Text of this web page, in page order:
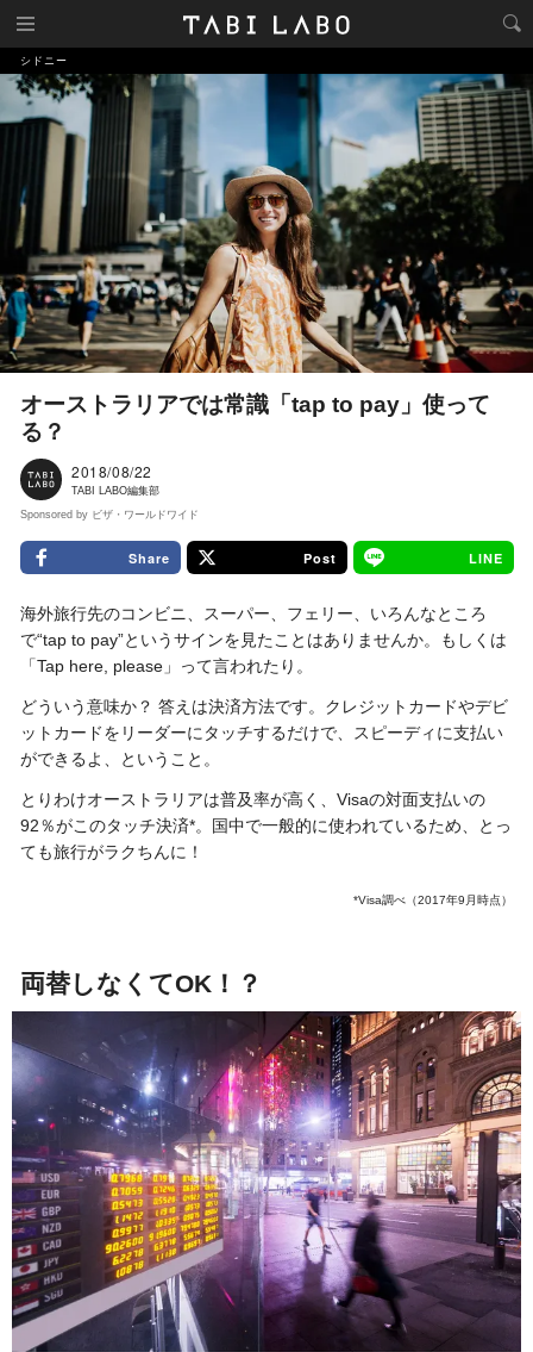
シドニー
オーストラリアでは常識「tap to pay」使って
る？
2018/08/22
TABI LABO編集部
Sponsored by ビザ・ワールドワイド
Share Post LINE
海外旅行先のコンビニ、スーパー、フェリー、いろんなところ
で“tap to pay”というサインを見たことはありませんか。もしくは
「Tap here, please」って言われたり。
どういう意味か？ 答えは決済方法です。クレジットカードやデビ
ットカードをリーダーにタッチするだけで、スピーディに支払い
ができるよ、ということ。
とりわけオーストラリアは普及率が高く、Visaの対面支払いの
92％がこのタッチ決済*。国中で一般的に使われているため、とっ
ても旅行がラクちんに！
*Visa調べ（2017年9月時点）
両替しなくてOK！？